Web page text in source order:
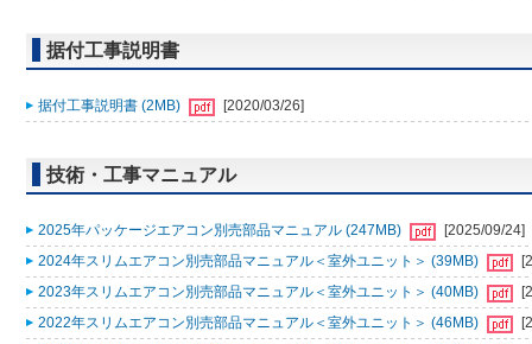
据付工事説明書
据付工事説明書 (2MB) [2020/03/26]
技術・工事マニュアル
2025年パッケージエアコン別売部品マニュアル (247MB)
[2025/09/24]
2024年スリムエアコン別売部品マニュアル＜室外ユニット＞ (39MB)
2023年スリムエアコン別売部品マニュアル＜室外ユニット＞ (40MB)
2022年スリムエアコン別売部品マニュアル＜室外ユニット＞ (46MB)